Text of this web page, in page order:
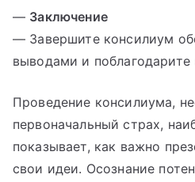
— Заключение
— Завершите консилиум
выводами и поблагодарите
Проведение консилиума,
первоначальный страх,
показывает, как важно
свои идеи. Осознание